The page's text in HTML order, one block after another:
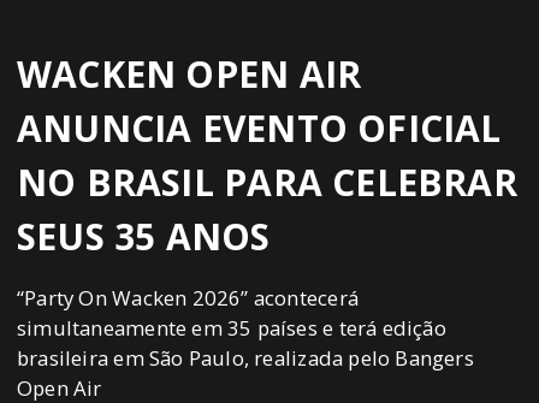
WACKEN OPEN AIR
ANUNCIA EVENTO OFICIAL
NO BRASIL PARA CELEBRAR
SEUS 35 ANOS
“Party On Wacken 2026” acontecerá
simultaneamente em 35 países e terá edição
brasileira em São Paulo, realizada pelo Bangers
Open Air